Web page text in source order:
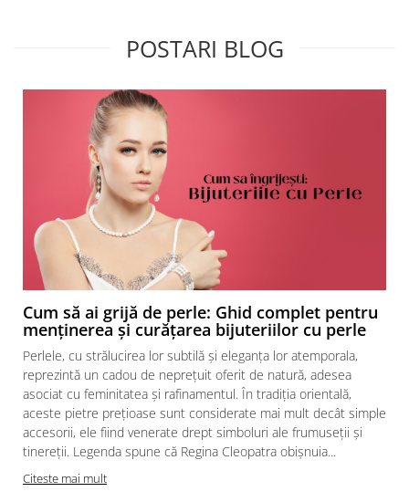
fost foarte bine protejata in
timpul transportului si frumos
POSTARI BLOG
​​​​​​​Cum să ai grijă de perle: Ghid complet pentru
menținerea și curățarea bijuteriilor cu perle
Perlele, cu strălucirea lor subtilă și eleganța lor atemporala,
reprezintă un cadou de neprețuit oferit de natură, adesea
asociat cu feminitatea și rafinamentul. În tradiția orientală,
aceste pietre prețioase sunt considerate mai mult decât simple
accesorii, ele fiind venerate drept simboluri ale frumuseții și
tinereții. Legenda spune că Regina Cleopatra obișnuia...
Citeste mai mult